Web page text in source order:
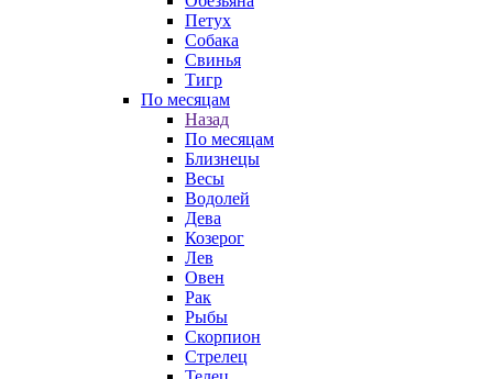
Петух
Собака
Свинья
Тигр
По месяцам
Назад
По месяцам
Близнецы
Весы
Водолей
Дева
Козерог
Лев
Овен
Рак
Рыбы
Скорпион
Стрелец